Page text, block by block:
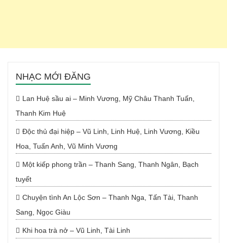
NHẠC MỚI ĐĂNG
Lan Huệ sầu ai – Minh Vương, Mỹ Châu Thanh Tuấn,
Thanh Kim Huệ
Độc thủ đại hiệp – Vũ Linh, Linh Huệ, Linh Vương, Kiều
Hoa, Tuấn Anh, Vũ Minh Vương
Một kiếp phong trần – Thanh Sang, Thanh Ngân, Bạch
tuyết
Chuyện tình An Lộc Sơn – Thanh Nga, Tấn Tài, Thanh
Sang, Ngọc Giàu
Khi hoa trà nở – Vũ Linh, Tài Linh